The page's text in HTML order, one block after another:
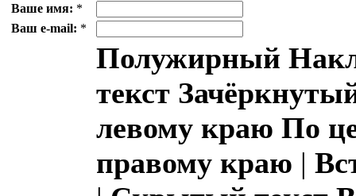
Ваше имя: *
Ваш e-mail: *
Полужирный
текст
левому краю По
правому краю |